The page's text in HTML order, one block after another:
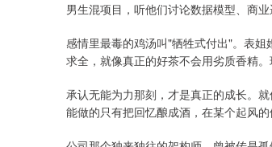
男生混项目，听他们讨论数据模型、商
感情里最毒的鸡汤叫"牺牲式付出"。表
求全，就像真正的好茶不会用劣质香精
承认无能为力那刻，才是真正的成长。
能做的只有把回忆酿成酒，在某个起风的